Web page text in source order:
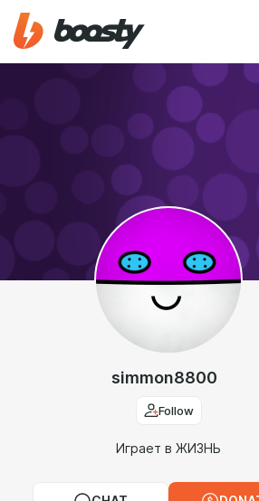
simmon8800
Follow
Играет в ЖИЗНЬ